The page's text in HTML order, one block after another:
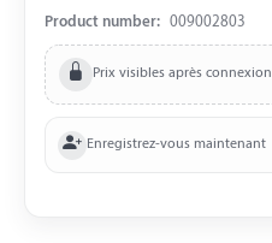
Product number: 009002803
Prix visibles après connexion
Enregistrez-vous maintenant